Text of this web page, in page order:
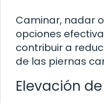
Caminar, nadar
opciones
contribuir a
de las piernas
Elevación